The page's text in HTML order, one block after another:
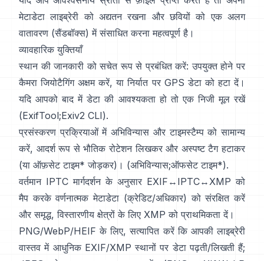
मेटाडेटा लाइब्रेरी को अद्यतन रखना और छवियों को एक अलग
वातावरण (सैंडबॉक्स) में संसाधित करना महत्वपूर्ण है।
व्यावहारिक युक्तियाँ
स्थान की जानकारी को सचेत रूप से प्रबंधित करें: उपयुक्त होने पर
कैमरा जियोटैगिंग अक्षम करें, या निर्यात पर GPS डेटा को हटा दें।
यदि आपको बाद में डेटा की आवश्यकता हो तो एक निजी मूल रखें
(ExifTool;Exiv2 CLI).
प्रसंस्करण प्रक्रियाओं में अभिविन्यास और टाइमस्टैम्प को सामान्य
करें, आदर्श रूप से भौतिक रोटेशन लिखकर और अस्पष्ट टैग हटाकर
(या ऑफ़सेट टाइम* जोड़कर)। (अभिविन्यास;ऑफसेट टाइम*).
वर्तमान IPTC मार्गदर्शन के अनुसार EXIF↔IPTC↔XMP को
मैप करके वर्णनात्मक मेटाडेटा (क्रेडिट/अधिकार) को संरक्षित करें
और समृद्ध, विस्तारणीय क्षेत्रों के लिए XMP को प्राथमिकता दें।
PNG/WebP/HEIF के लिए, सत्यापित करें कि आपकी लाइब्रेरी
वास्तव में आधुनिक EXIF/XMP स्थानों पर डेटा पढ़ती/लिखती हैं;